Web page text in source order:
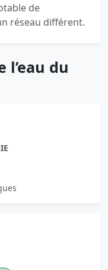
de
réseau différent.
l’eau du